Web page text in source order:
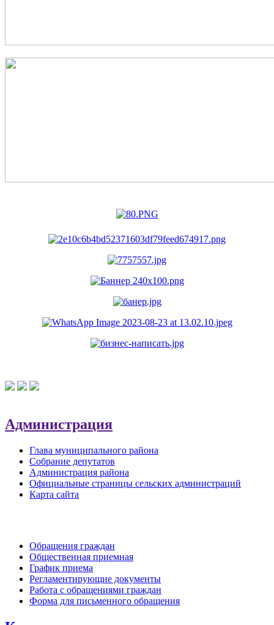
Администрация
Глава муниципального района
Собрание депутатов
Администрация района
Официальные страницы сельских администраций
Карта сайта
Обращения граждан
Общественная приемная
График приема
Регламентирующие документы
Работа с обращениями граждан
Форма для письменного обращения